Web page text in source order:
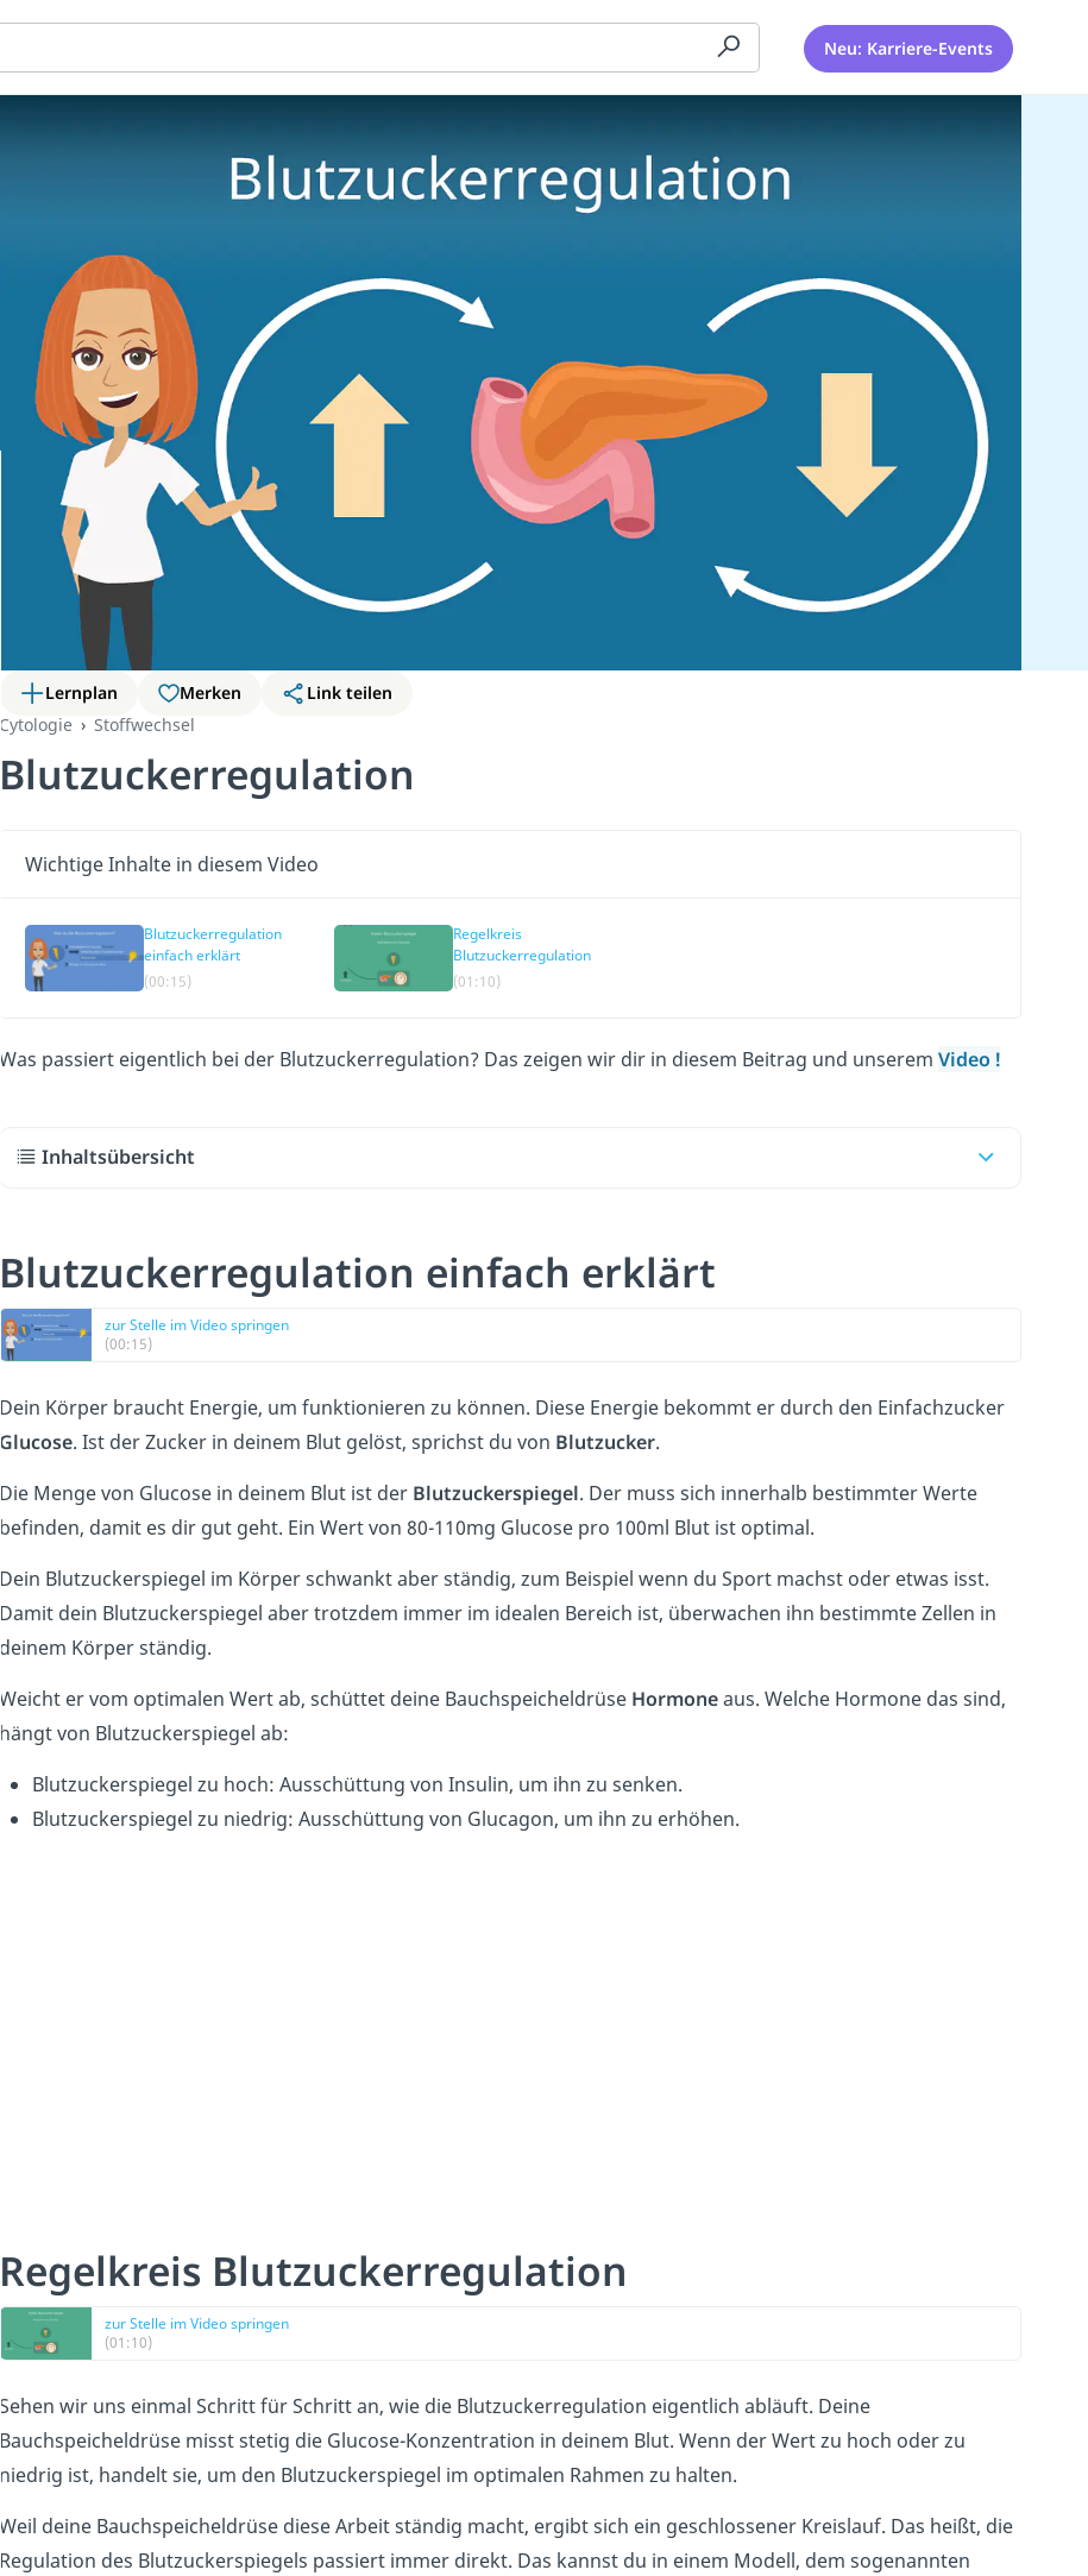
Neu: Karriere-Events
Lernplan Merken
Link teilen
Cytologie
Stoffwechsel
Blutzuckerregulation
Wichtige Inhalte in diesem Video
Blutzuckerregulation
einfach erklärt
(00:15)
Regelkreis
Blutzuckerregulation
(01:10)
Was passiert eigentlich bei der Blutzuckerregulation? Das zeigen wir dir in diesem Beitrag und unserem Video !
Inhaltsübersicht
Blutzuckerregulation einfach erklärt
zur Stelle im Video springen
(00:15)
Dein Körper braucht Energie, um funktionieren zu können. Diese Energie bekommt er durch den Einfachzucker
Glucose. Ist der Zucker in deinem Blut gelöst, sprichst du von Blutzucker.
Die Menge von Glucose in deinem Blut ist der Blutzuckerspiegel. Der muss sich innerhalb bestimmter Werte
befinden, damit es dir gut geht. Ein Wert von 80-110mg Glucose pro 100ml Blut ist optimal.
Dein Blutzuckerspiegel im Körper schwankt aber ständig, zum Beispiel wenn du Sport machst oder etwas isst.
Damit dein Blutzuckerspiegel aber trotzdem immer im idealen Bereich ist, überwachen ihn bestimmte Zellen in
deinem Körper ständig.
Weicht er vom optimalen Wert ab, schüttet deine Bauchspeicheldrüse Hormoneaus. Welche Hormone das sind,
hängt von Blutzuckerspiegel ab:
Blutzuckerspiegel zu hoch: Ausschüttung von Insulin, um ihn zu senken.
Blutzuckerspiegel zu niedrig: Ausschüttung von Glucagon, um ihn zu erhöhen.
Regelkreis Blutzuckerregulation
zur Stelle im Video springen
(01:10)
Sehen wir uns einmal Schritt für Schritt an, wie die Blutzuckerregulation eigentlich abläuft. Deine
Bauchspeicheldrüse misst stetig die Glucose-Konzentration in deinem Blut. Wenn der Wert zu hoch oder zu
niedrig ist, handelt sie, um den Blutzuckerspiegel im optimalen Rahmen zu halten.
Weil deine Bauchspeicheldrüse diese Arbeit ständig macht, ergibt sich ein geschlossener Kreislauf. Das heißt, die
Regulation des Blutzuckerspiegels passiert immer direkt. Das kannst du in einem Modell, dem sogenannten